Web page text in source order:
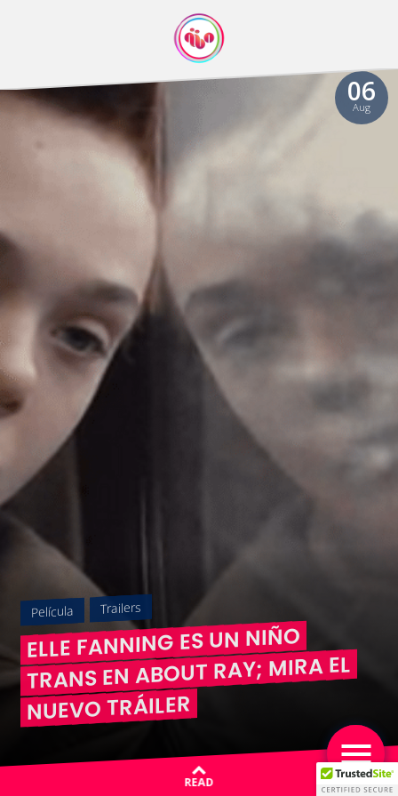
06
Aug
Película Trailers
ELLE FANNING ES UN NIÑO
TRANS EN ABOUT RAY; MIRA EL
NUEVO TRÁILER
READ